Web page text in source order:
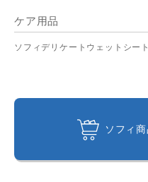
ケア用品
ソフィデリケートウェットシート
ソフィ